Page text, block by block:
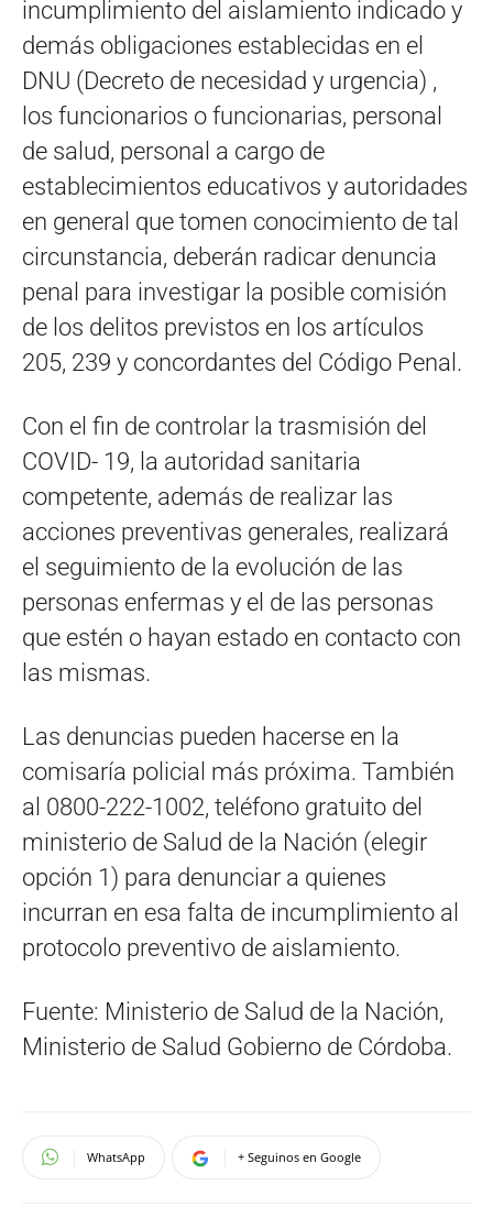
incumplimiento del aislamiento indicado y
demás obligaciones establecidas en el
DNU (Decreto de necesidad y urgencia) ,
los funcionarios o funcionarias, personal
de salud, personal a cargo de
establecimientos educativos y autoridades
en general que tomen conocimiento de tal
circunstancia, deberán radicar denuncia
penal para investigar la posible comisión
de los delitos previstos en los artículos
205, 239 y concordantes del Código Penal.
Con el fin de controlar la trasmisión del
COVID- 19, la autoridad sanitaria
competente, además de realizar las
acciones preventivas generales, realizará
el seguimiento de la evolución de las
personas enfermas y el de las personas
que estén o hayan estado en contacto con
las mismas.
Las denuncias pueden hacerse en la
comisaría policial más próxima. También
al 0800-222-1002, teléfono gratuito del
ministerio de Salud de la Nación (elegir
opción 1) para denunciar a quienes
incurran en esa falta de incumplimiento al
protocolo preventivo de aislamiento.
Fuente: Ministerio de Salud de la Nación,
Ministerio de Salud Gobierno de Córdoba.
WhatsApp + Seguinos en Google